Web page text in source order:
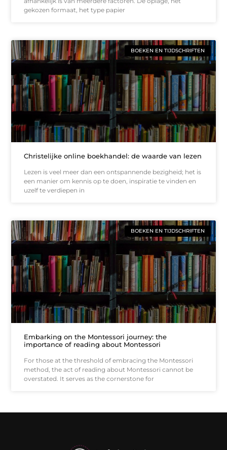
gekozen formaat, het type papier
BOEKEN EN TIJDSCHRIFTEN
Christelijke online boekhandel: de waarde van lezen
Lezen is veel meer dan een ontspannende bezigheid; het is
een manier om kennis op te doen, inspiratie te vinden en
uzelf te verdiepen in
BOEKEN EN TIJDSCHRIFTEN
Embarking on the Montessori journey: the
importance of reading about Montessori
For those at the threshold of embracing the Montessori
method, the act of reading about Montessori cannot be
overstated. It serves as the cornerstone for